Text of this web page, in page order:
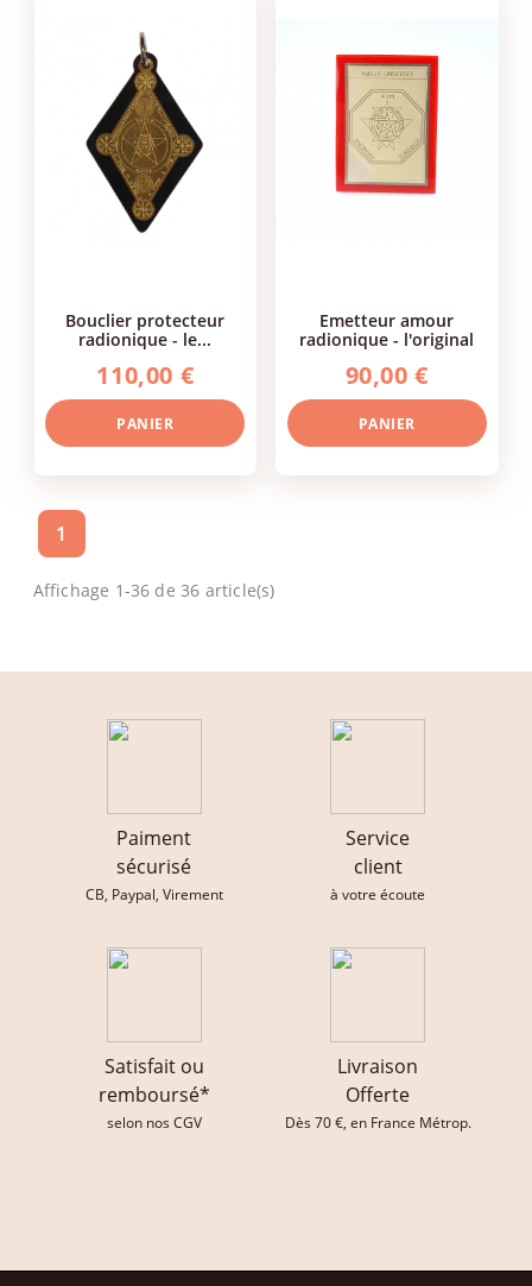
bouclier protecteur
radionique - le...
110,00 €
PANIER
emetteur amour
radionique - l'original
90,00 €
PANIER
Affichage 1-36 de 36 article(s)
1
Paiment
sécurisé
CB, Paypal, Virement
Service
client
à votre écoute
Satisfait ou
remboursé*
selon nos CGV
Livraison
Offerte
Dès 70 €, en France Métrop.